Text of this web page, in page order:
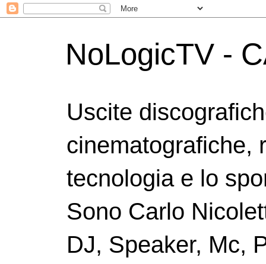
NoLogicTV -
Uscite
cinematografiche,
tecnologia e lo
Sono Carlo
DJ, Speaker, Mc,